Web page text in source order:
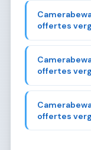
offertes
offertes
offertes